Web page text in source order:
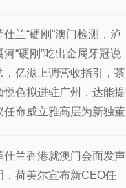
仕兰“硬刚”澳门检测，泸
河“硬刚”吃出金属牙冠说
，亿滋上调营收指引，茶
悦色拟进驻广州，达能提
任命威立雅高层为新独董
仕兰香港就澳门会面发声
，荷美尔宣布新CEO任